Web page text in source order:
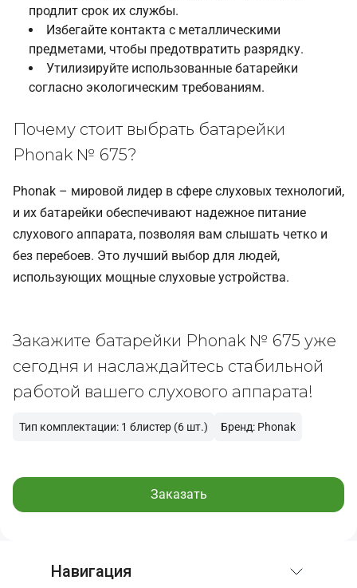
продлит срок их службы.
Избегайте контакта с металлическими
предметами, чтобы предотвратить разрядку.
Утилизируйте использованные батарейки
согласно экологическим требованиям.
Почему стоит выбрать батарейки
Phonak № 675?
Phonak – мировой лидер в сфере слуховых технологий,
и их батарейки обеспечивают надежное питание
слухового аппарата, позволяя вам слышать четко и
без перебоев. Это лучший выбор для людей,
использующих мощные слуховые устройства.
Закажите батарейки Phonak № 675 уже
сегодня и наслаждайтесь стабильной
работой вашего слухового аппарата!
Тип комплектации: 1 блистер (6 шт.) Бренд: Phonak
Заказать
Навигация